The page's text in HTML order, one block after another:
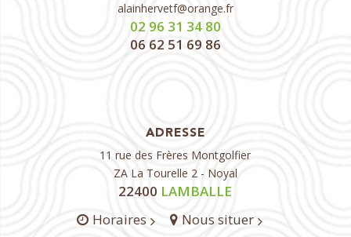
alainhervetf@orange.fr
02 96 31 34 80
06 62 51 69 86
ADRESSE
11 rue des Frères Montgolfier
ZA La Tourelle 2 - Noyal
22400 LAMBALLE
Horaires
Nous situer